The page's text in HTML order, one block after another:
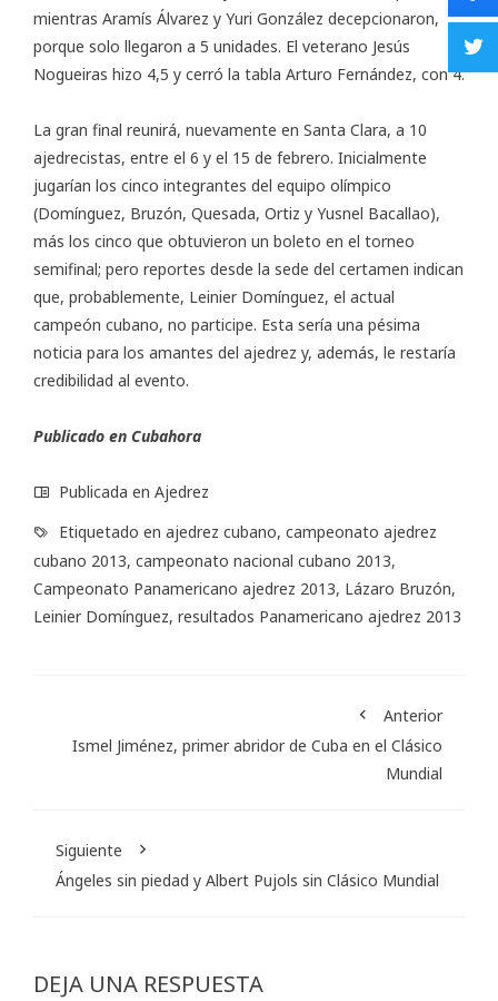
mientras Aramís Álvarez y Yuri González decepcionaron,
porque solo llegaron a 5 unidades. El veterano Jesús
Nogueiras hizo 4,5 y cerró la tabla Arturo Fernández, con 4.
La gran final reunirá, nuevamente en Santa Clara, a 10
ajedrecistas, entre el 6 y el 15 de febrero. Inicialmente
jugarían los cinco integrantes del equipo olímpico
(Domínguez, Bruzón, Quesada, Ortiz y Yusnel Bacallao),
más los cinco que obtuvieron un boleto en el torneo
semifinal; pero reportes desde la sede del certamen indican
que, probablemente, Leinier Domínguez, el actual
campeón cubano, no participe. Esta sería una pésima
noticia para los amantes del ajedrez y, además, le restaría
credibilidad al evento.
Publicado en Cubahora
Publicada en Ajedrez
Etiquetado en ajedrez cubano, campeonato ajedrez
cubano 2013, campeonato nacional cubano 2013,
Campeonato Panamericano ajedrez 2013, Lázaro Bruzón,
Leinier Domínguez, resultados Panamericano ajedrez 2013
Anterior
Ismel Jiménez, primer abridor de Cuba en el Clásico
Mundial
Siguiente
Ángeles sin piedad y Albert Pujols sin Clásico Mundial
DEJA UNA RESPUESTA